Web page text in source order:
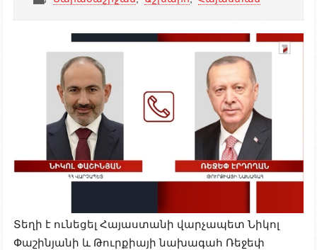
Տեղի է ունեցել Հայաստանի վարչապետ Նիկոլ
Փաշինյանի և Թուրքիայի նախագահ Ռեջեփ